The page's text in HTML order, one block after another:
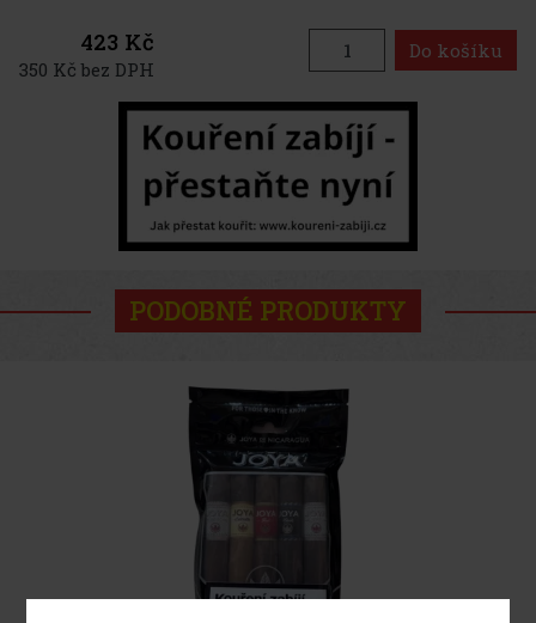
423 Kč
350 Kč bez DPH
Do košíku
PODOBNÉ PRODUKTY